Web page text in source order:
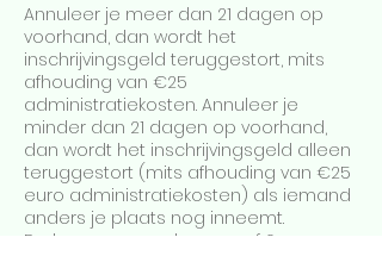
Annuleer je meer dan 21 dagen op
voorhand, dan wordt het
inschrijvingsgeld teruggestort, mits
afhouding van €25
administratiekosten. Annuleer je
minder dan 21 dagen op voorhand,
dan wordt het inschrijvingsgeld alleen
teruggestort (mits afhouding van €25
euro administratiekosten) als iemand
anders je plaats nog inneemt.
De lessen gaan door vanaf 6